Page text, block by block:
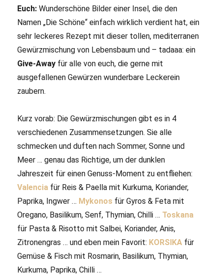
Euch:Wunderschöne Bilder einer Insel, die den
Namen „Die Schöne“ einfach wirklich verdient hat, ein
sehr leckeres Rezept mit dieser tollen, mediterranen
Gewürzmischung von Lebensbaum und – tadaaa: ein
Give-Awayfür alle von euch, die gerne mit
ausgefallenen Gewürzen wunderbare Leckerein
zaubern.
Kurz vorab: Die Gewürzmischungen gibt es in 4
verschiedenen Zusammensetzungen. Sie alle
schmecken und duften nach Sommer, Sonne und
Meer … genau das Richtige, um der dunklen
Jahreszeit für einen Genuss-Moment zu entfliehen:
Valencia für Reis & Paella mit Kurkuma, Koriander,
Paprika, Ingwer … Mykonos für Gyros & Feta mit
Oregano, Basilikum, Senf, Thymian, Chilli … Toskana
für Pasta & Risotto mit Salbei, Koriander, Anis,
Zitronengras … und eben mein Favorit: KORSIKA für
Gemüse & Fisch mit Rosmarin, Basilikum, Thymian,
Kurkuma, Paprika, Chilli …